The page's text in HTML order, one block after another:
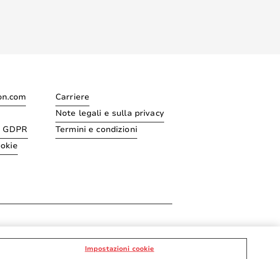
Carriere
Note legali e sulla privacy
Termini e condizioni
Impostazioni cookie